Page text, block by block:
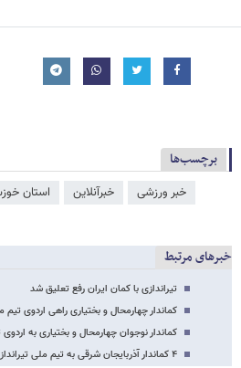
برچسب‌ها
خبر ورزشی خبرآنلاین استان
خبرهای مرتبط
تیراندازی با کمان ایران رفع تعلیق شد
کماندار چهارمحال و بختیاری راهی اردوی
کماندار نوجوان چهارمحال و بختیاری به
۴ کماندار آذربایجان شرقی به تیم ملی تیراندازی دعوت شدند